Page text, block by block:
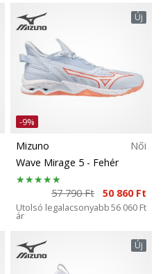
Új
-9%
Mizuno
Női
Wave Mirage 5 - Fehér
57 790 Ft 50 860 Ft
Utolsó legalacsonyabb
ár
56 060 Ft
Új